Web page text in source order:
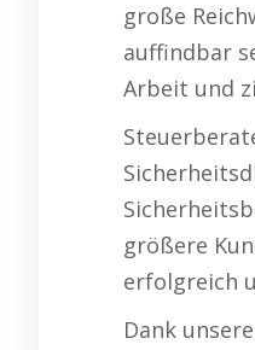
große
auffindbar
Arbeit und
größere
erfolgreich
Dank